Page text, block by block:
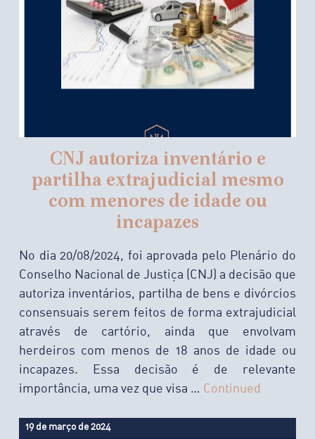
CNJ autoriza inventário e
partilha extrajudicial mesmo
com menores de idade ou
incapazes
No dia 20/08/2024, foi aprovada pelo Plenário do
Conselho Nacional de Justiça (CNJ) a decisão que
autoriza inventários, partilha de bens e divórcios
consensuais serem feitos de forma extrajudicial
através de cartório, ainda que envolvam
herdeiros com menos de 18 anos de idade ou
incapazes. Essa decisão é de relevante
importância, uma vez que visa … Continued
19 de março de 2024